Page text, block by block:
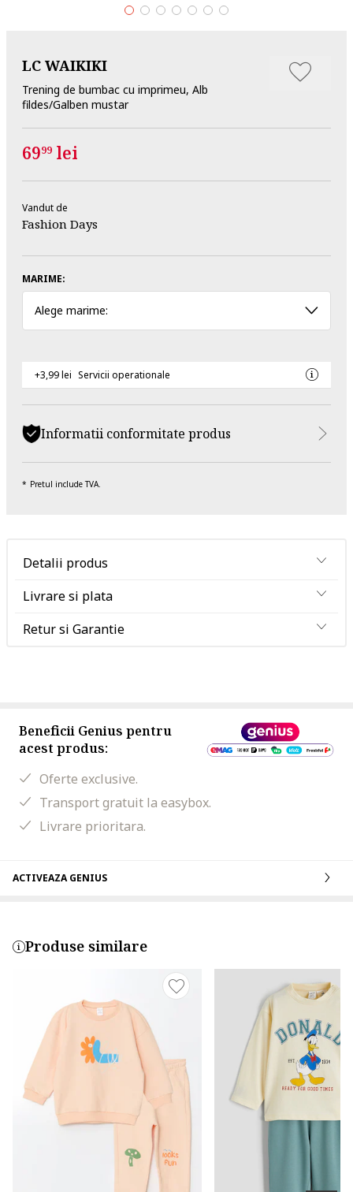
LC WAIKIKI
Trening de bumbac cu imprimeu, Alb
fildes/Galben mustar
6999 lei
Vandut de
Fashion Days
MARIME:
Alege marime:
+3,99 lei Servicii operationale
Informatii conformitate produs
Pretul include TVA.
Detalii produs
Livrare si plata
Retur si Garantie
Beneficii Genius pentru
acest produs:
Oferte exclusive.
Transport gratuit la easybox.
Livrare prioritara.
ACTIVEAZA GENIUS
Produse similare